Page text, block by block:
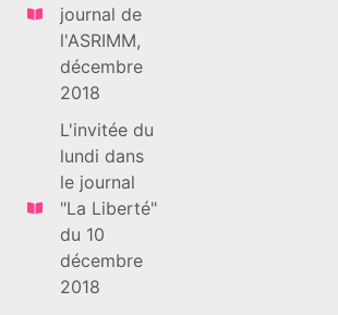
journal de
l'ASRIMM,
décembre
2018
L'invitée du
lundi dans
le journal
"La Liberté"
du 10
décembre
2018